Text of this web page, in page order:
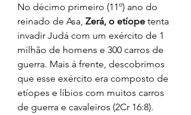
No décimo primeiro (11º) ano do
reinado de Asa, Zerá, o etíope tenta
invadir Judá com um exército de 1
milhão de homens e 300 carros de
guerra. Mais à frente, descobrimos
que esse exército era composto de
etíopes e líbios com muitos carros
de guerra e cavaleiros (2Cr 16:8).